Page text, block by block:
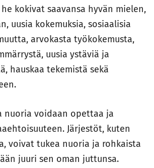
kokivat saavansa hyvän mielen,
uusia kokemuksia, sosiaalisia
arvokasta työkokemusta,
uusia ystäviä ja
hauskaa tekemistä sekä
nuoria voidaan opettaa ja
Järjestöt, kuten
voivat tukea nuoria ja rohkaista
juuri sen oman juttunsa.